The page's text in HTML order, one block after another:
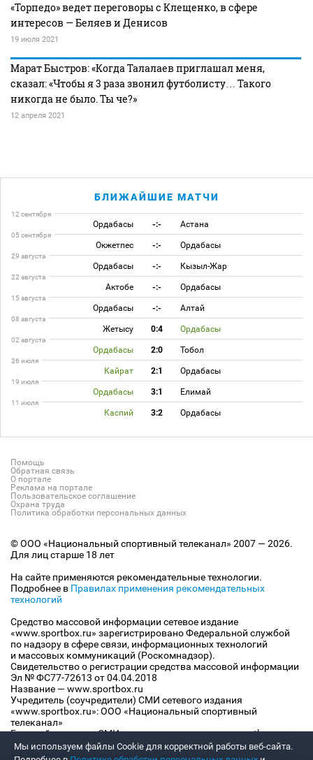
«Торпедо» ведет переговоры с Клещенко, в сфере
интересов — Беляев и Денисов
19 июля 2021
Марат Быстров: «Когда Талалаев приглашал меня,
сказал: «Чтобы я 3 раза звонил футболисту… Такого
никогда не было. Ты че?»
12 апреля 2021
БЛИЖАЙШИЕ МАТЧИ
12 сентября
Ордабасы -:- Астана
05 сентября
Окжетпес -:- Ордабасы
29 августа
Ордабасы -:- Кызыл-Жар
22 августа
Актобе -:- Ордабасы
15 августа
Ордабасы -:- Алтай
08 августа
Жетысу 0:4 Ордабасы
02 августа
Ордабасы 2:0 Тобол
26 июля
Кайрат 2:1 Ордабасы
19 июля
Ордабасы 3:1 Елимай
11 июля
Каспий 3:2 Ордабасы
Помощь
Обратная связь
О портале
Реклама на портале
Пользовательское соглашение
Охрана труда
Политика обработки персональных данных
© ООО «Национальный спортивный телеканал» 2007 — 2026.
Для лиц старше 18 лет
На сайте применяются рекомендательные технологии.
Подробнее в Правилах применения рекомендательных
технологий
Средство массовой информации сетевое издание
«www.sportbox.ru» зарегистрировано Федеральной службой
по надзору в сфере связи, информационных технологий
и массовых коммуникаций (Роскомнадзор).
Свидетельство о регистрации средства массовой информации
Эл № ФС77-72613 от 04.04.2018
Название — www.sportbox.ru
Учредитель (соучредители) СМИ сетевого издания
«www.sportbox.ru»: ООО «Национальный спортивный
телеканал»
Главный редактор СМИ сетевого издания «www.sportbox.ru»:
Конов В.А.
Номер телефона редакции СМИ сетевого издания
Мы используем файлы Сookie для корректной работы веб-сайта.